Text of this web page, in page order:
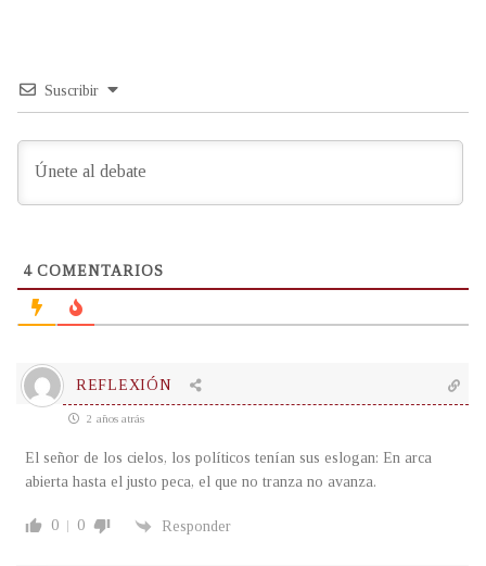
Suscribir
4COMENTARIOS
REFLEXIÓN
2 años atrás
El señor de los cielos, los políticos tenían sus eslogan: En arca
abierta hasta el justo peca, el que no tranza no avanza.
0 0 Responder